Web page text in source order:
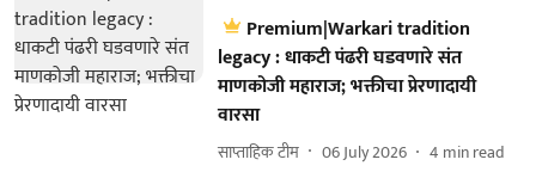
Premium|Warkari tradition
legacy : धाकटी पंढरी घडवणारे संत
माणकोजी महाराज; भक्तीचा प्रेरणादायी
वारसा
साप्ताहिक टीम 06 July 2026 4 min read